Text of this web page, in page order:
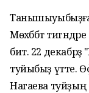
Мөхәббәт
бит. 22
туйыбыҙ үтте.
Нагаева